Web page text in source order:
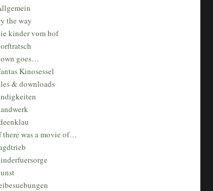
the way
kinder vom hof
goes…
Kinosessel
& downloads
there was a movie of…